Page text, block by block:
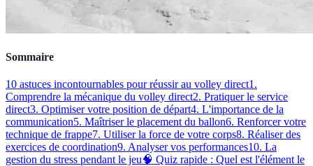
Sommaire
10 astuces incontournables pour réussir au volley direct1.
Comprendre la mécanique du volley direct2. Pratiquer le service
direct3. Optimiser votre position de départ4. L'importance de la
communication5. Maîtriser le placement du ballon6. Renforcer votre
technique de frappe7. Utiliser la force de votre corps8. Réaliser des
exercices de coordination9. Analyser vos performances10. La
gestion du stress pendant le jeu🧠 Quiz rapide : Quel est l'élément le